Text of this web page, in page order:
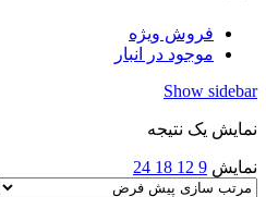
فروش ویژه
موجود در انبار
Show sidebar
نمایش یک نتیجه
نمایش 9
12
18
24